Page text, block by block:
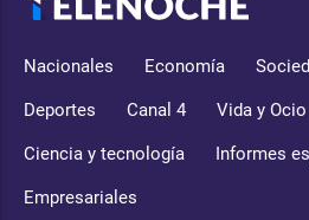
Nacionales Economía
Deportes Canal 4 Vida y Ocio
Ciencia y tecnología Informes
Empresariales